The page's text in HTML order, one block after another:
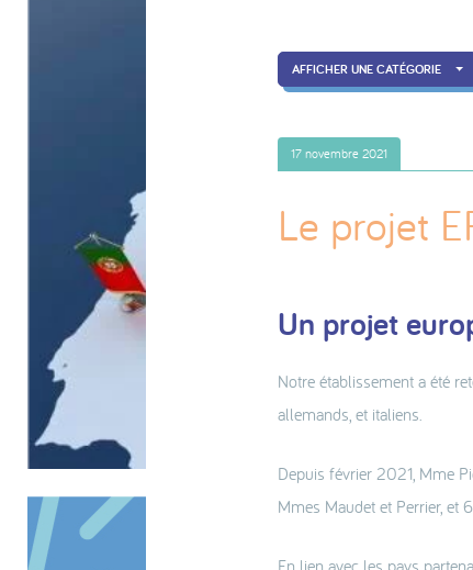
AFFICHER UNE CATÉGORIE
17 novembre 2021
Le projet
Un projet
Notre établissement a été
allemands, et italiens.
Depuis février 2021, Mme
Mmes Maudet et Perrier, et
En lien avec les pays